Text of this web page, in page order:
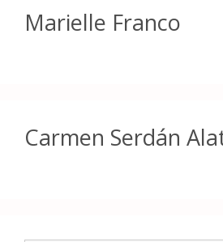
Marielle Franco
Carmen Serdán